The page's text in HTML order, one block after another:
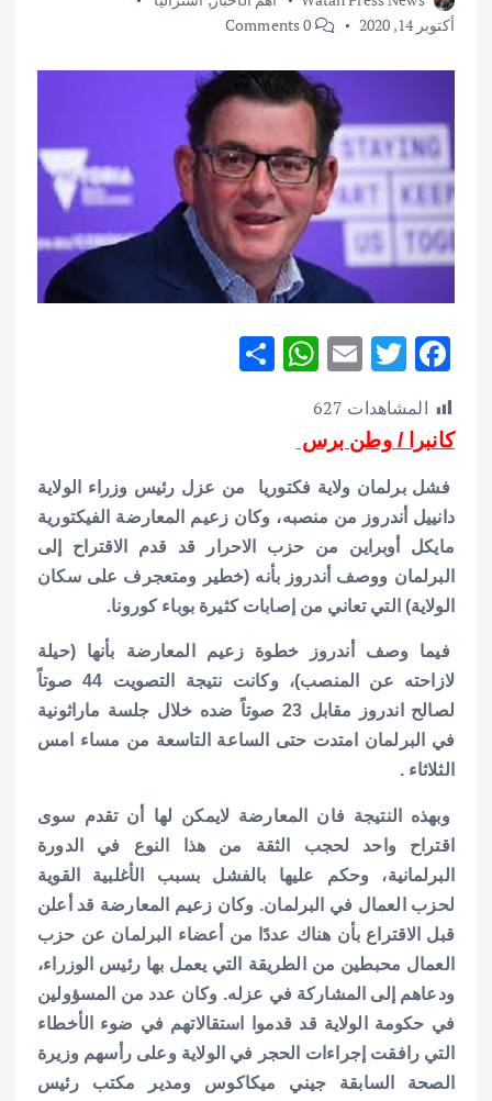
أكتوبر 14, 2020
F
ac
e
b
o
o
k
T
w
it
te
r
E
ai
l
W
A
p
p
المشاهدات 627
كانبرا / وطن برس
فشل برلمان ولاية فكتوريا من عزل رئيس وزراء الولاية
دانييل أندروز من منصبه، وكان زعيم المعارضة الفيكتورية
مايكل أوبراين من حزب الاحرار قد قدم الاقتراح إلى
البرلمان ووصف أندروز بأنه (خطير ومتعجرف على سكان
الولاية) التي تعاني من إصابات كثيرة بوباء كورونا.
فيما وصف أندروز خطوة زعيم المعارضة بأنها (حيلة
لازاحته عن المنصب)، وكانت نتيجة التصويت 44 صوتاً
لصالح اندروز مقابل 23 صوتاً ضده خلال جلسة ماراثونية
في البرلمان امتدت حتى الساعة التاسعة من مساء امس
الثلاثاء .
وبهذه النتيجة فان المعارضة لايمكن لها أن تقدم سوى
اقتراح واحد لحجب الثقة من هذا النوع في الدورة
البرلمانية، وحكم عليها بالفشل بسبب الأغلبية القوية
لحزب العمال في البرلمان. وكان زعيم المعارضة قد أعلن
قبل الاقتراع بأن هناك عددًا من أعضاء البرلمان عن حزب
العمال محبطين من الطريقة التي يعمل بها رئيس الوزراء،
ودعاهم إلى المشاركة في عزله. وكان عدد من المسؤولين
في حكومة الولاية قد قدموا استقالاتهم في ضوء الأخطاء
التي رافقت إجراءات الحجر في الولاية وعلى رأسهم وزيرة
الصحة السابقة جيني ميكاكوس ومدير مكتب رئيس